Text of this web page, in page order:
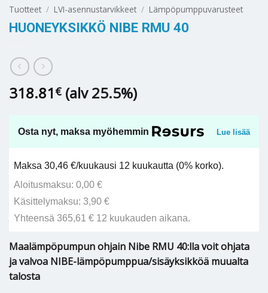
Tuotteet / LVI-asennustarvikkeet / Lämpöpumppuvarusteet
HUONEYKSIKKÖ NIBE RMU 40
318.81 € (alv 25.5%)
Osta nyt, maksa myöhemmin Lue lisää
Maksa 30,46 €/kuukausi 12 kuukautta (0% korko).
Aloitusmaksu: 0,00 €
Käsittelymaksu: 3,90 €
Yhteensä 365,61 € 12 kuukauden aikana.
Maalämpöpumpun ohjain Nibe RMU 40:lla voit ohjata
ja valvoa NIBE-lämpöpumppua/sisäyksikköä muualta
talosta